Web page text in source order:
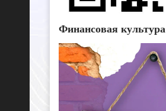
Финансовая культура